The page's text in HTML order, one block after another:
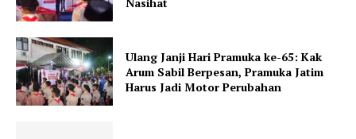
Ulang Janji Hari Pramuka ke-65: Kak
Arum Sabil Berpesan, Pramuka Jatim
Harus Jadi Motor Perubahan